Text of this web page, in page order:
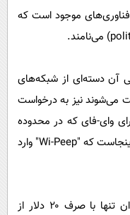
موجود است که
آن دسته‌ای از شبکه‌های
می‌شوند نیز به درخواست
وای‌-فای که در محدوده
آن‌ها قرار داشته باشند، پاسخ می‌دهند و اینجاست که "Wi-Peep" وارد
این دستگاه ۱۰ گرمی که توسط دانشمندان تنها با صرف ۲۰ دلار از